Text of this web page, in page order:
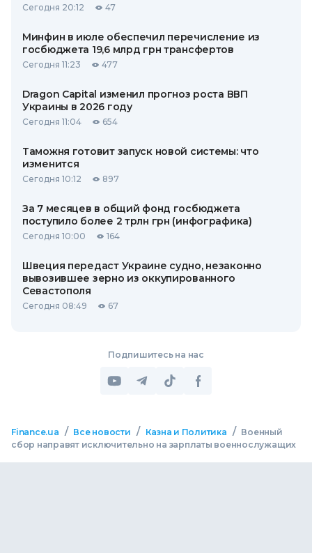
Сегодня 20:12 47
Минфин в июле обеспечил перечисление из
госбюджета 19,6 млрд грн трансфертов
Сегодня 11:23 477
Dragon Capital изменил прогноз роста ВВП
Украины в 2026 году
Сегодня 11:04 654
Таможня готовит запуск новой системы: что
изменится
Сегодня 10:12 897
За 7 месяцев в общий фонд госбюджета
поступило более 2 трлн грн (инфографика)
Сегодня 10:00 164
Швеция передаст Украине судно, незаконно
вывозившее зерно из оккупированного
Севастополя
Сегодня 08:49 67
Подпишитесь на нас
Finance.ua / Все новости / Казна и Политика / Военный
сбор направят исключительно на зарплаты военнослужащих